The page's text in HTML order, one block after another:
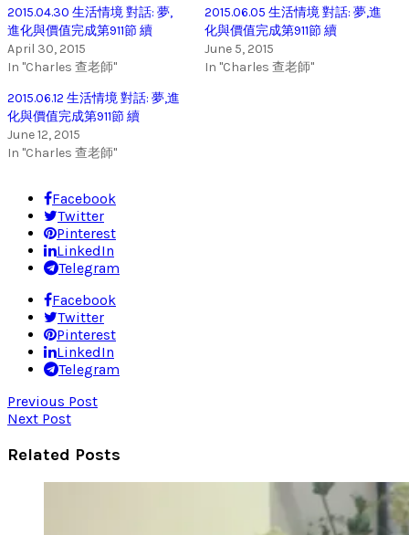
2015.04.30 生活情境 對話: 夢,
進化與價值完成第911節 續
April 30, 2015
In "Charles 查老師"
2015.06.05 生活情境 對話: 夢,進
化與價值完成第911節 續
June 5, 2015
In "Charles 查老師"
2015.06.12 生活情境 對話: 夢,進
化與價值完成第911節 續
June 12, 2015
In "Charles 查老師"
Facebook
Twitter
Pinterest
LinkedIn
Telegram
Facebook
Twitter
Pinterest
LinkedIn
Telegram
Previous Post
Next Post
Related Posts